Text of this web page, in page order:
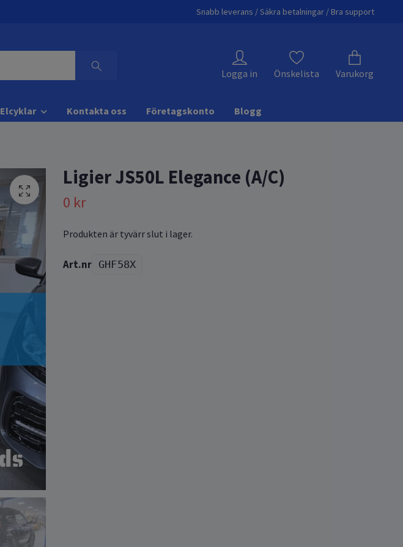
Snabb leverans / Säkra betalningar / Bra support
Logga in Önskelista Varukorg
Elcyklar Kontakta oss Företagskonto Blogg
Ligier JS50L Elegance (A/C)
0 kr
Produkten är tyvärr slut i lager.
GHF58X